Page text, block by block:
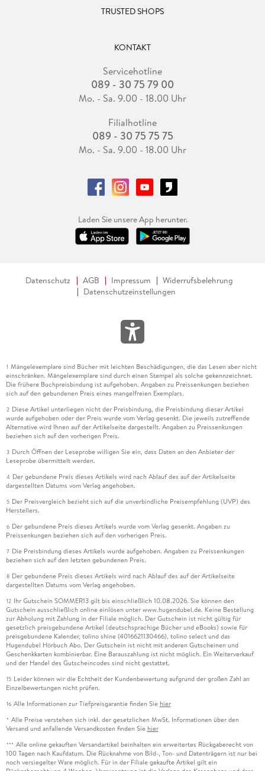
TRUSTED SHOPS
KONTAKT
Servicehotline
089 - 30 75 79 00
Mo. - Sa. 9.00 - 18.00 Uhr
Filialhotline
089 - 30 75 75 75
Mo. - Sa. 9.00 - 18.00 Uhr
Laden Sie unsere App herunter.
Datenschutz AGB Impressum
Widerrufsbelehrung
Datenschutzeinstellungen
1 Mängelexemplare sind Bücher mit leichten Beschädigungen, die das Lesen aber nicht
einschränken. Mängelexemplare sind durch einen Stempel als solche gekennzeichnet.
Die frühere Buchpreisbindung ist aufgehoben. Angaben zu Preissenkungen beziehen
sich auf den gebundenen Preis eines mangelfreien Exemplars.
2 Diese Artikel unterliegen nicht der Preisbindung, die Preisbindung dieser Artikel
wurde aufgehoben oder der Preis wurde vom Verlag gesenkt. Die jeweils zutreffende
Alternative wird Ihnen auf der Artikelseite dargestellt. Angaben zu Preissenkungen
beziehen sich auf den vorherigen Preis.
3 Durch Öffnen der Leseprobe willigen Sie ein, dass Daten an den Anbieter der
Leseprobe übermittelt werden.
4 Der gebundene Preis dieses Artikels wird nach Ablauf des auf der Artikelseite
dargestellten Datums vom Verlag angehoben.
5 Der Preisvergleich bezieht sich auf die unverbindliche Preisempfehlung (UVP) des
Herstellers.
6 Der gebundene Preis dieses Artikels wurde vom Verlag gesenkt. Angaben zu
Preissenkungen beziehen sich auf den vorherigen Preis.
7 Die Preisbindung dieses Artikels wurde aufgehoben. Angaben zu Preissenkungen
beziehen sich auf den letzten gebundenen Preis.
8 Der gebundene Preis dieses Artikels wird nach Ablauf des auf der Artikelseite
dargestellten Datums vom Verlag angehoben.
12 Ihr Gutschein SOMMER13 gilt bis einschließlich 10.08.2026. Sie können den
Gutschein ausschließlich online einlösen unter www.hugendubel.de. Keine Bestellung
zur Abholung mit Zahlung in der Filiale möglich. Der Gutschein ist nicht gültig für
gesetzlich preisgebundene Artikel (deutschsprachige Bücher und eBooks) sowie für
preisgebundene Kalender, tolino shine (4016621130466), tolino select und das
Hugendubel Hörbuch Abo. Der Gutschein ist nicht mit anderen Gutscheinen und
Geschenkkarten kombinierbar. Eine Barauszahlung ist nicht möglich. Ein Weiterverkauf
und der Handel des Gutscheincodes sind nicht gestattet.
15 Leider können wir die Echtheit der Kundenbewertung aufgrund der großen Zahl an
Einzelbewertungen nicht prüfen.
16 Alle Informationen zur Tiefpreisgarantie finden Sie hier
* Alle Preise verstehen sich inkl. der gesetzlichen MwSt. Informationen über den
Versand und anfallende Versandkosten finden Sie hier
*** Alle online gekauften Versandartikel beinhalten ein erweitertes Rückgaberecht von
100 Tagen nach Kaufdatum. Die Rücknahme von Bild-, Ton- und Datenträgern ist nur bei
noch versiegelter Ware möglich. Für in der Filiale gekaufte Artikel gilt ein